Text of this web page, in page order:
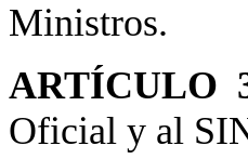
Ministros.
ARTÍCULO
Oficial y al